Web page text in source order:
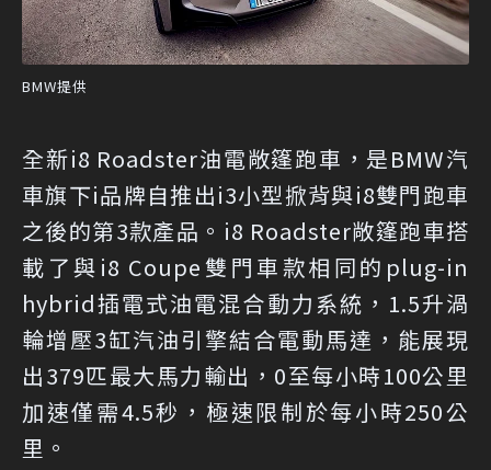
BMW提供
全新i8 Roadster油電敞篷跑車，是BMW汽
車旗下i品牌自推出i3小型掀背與i8雙門跑車
之後的第3款產品。i8 Roadster敞篷跑車搭
載了與i8 Coupe雙門車款相同的plug-in
hybrid插電式油電混合動力系統，1.5升渦
輪增壓3缸汽油引擎結合電動馬達，能展現
出379匹最大馬力輸出，0至每小時100公里
加速僅需4.5秒，極速限制於每小時250公
里。